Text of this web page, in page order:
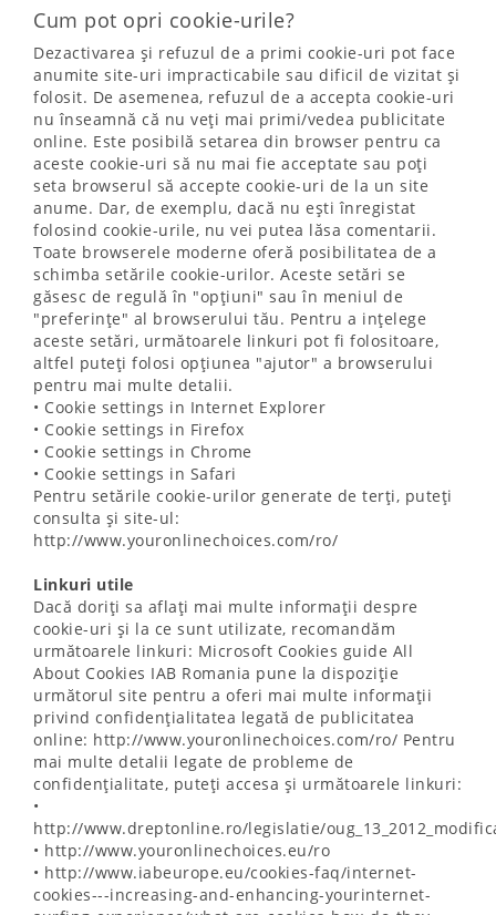
Cum pot opri cookie-urile?
Dezactivarea și refuzul de a primi cookie-uri pot face
anumite site-uri impracticabile sau dificil de vizitat și
folosit. De asemenea, refuzul de a accepta cookie-uri
nu înseamnă că nu veți mai primi/vedea publicitate
online. Este posibilă setarea din browser pentru ca
aceste cookie-uri să nu mai fie acceptate sau poți
seta browserul să accepte cookie-uri de la un site
anume. Dar, de exemplu, dacă nu ești înregistat
folosind cookie-urile, nu vei putea lăsa comentarii.
Toate browserele moderne oferă posibilitatea de a
schimba setările cookie-urilor. Aceste setări se
găsesc de regulă în "opțiuni" sau în meniul de
"preferințe" al browserului tău. Pentru a ințelege
aceste setări, următoarele linkuri pot fi folositoare,
altfel puteți folosi opțiunea "ajutor" a browserului
pentru mai multe detalii.
• Cookie settings in Internet Explorer
• Cookie settings in Firefox
• Cookie settings in Chrome
• Cookie settings in Safari
Pentru setările cookie-urilor generate de terți, puteți
consulta și site-ul:
http://www.youronlinechoices.com/ro/
Linkuri utile
Dacă doriți sa aflați mai multe informații despre
cookie-uri și la ce sunt utilizate, recomandăm
următoarele linkuri: Microsoft Cookies guide All
About Cookies IAB Romania pune la dispoziție
următorul site pentru a oferi mai multe informații
privind confidențialitatea legată de publicitatea
online: http://www.youronlinechoices.com/ro/ Pentru
mai multe detalii legate de probleme de
confidențialitate, puteți accesa și următoarele linkuri:
•
http://www.dreptonline.ro/legislatie/
• http://www.youronlinechoices.eu/ro
• http://www.iabeurope.eu/cookies-faq/internet-
cookies---increasing-and-enhancing-yourinternet-